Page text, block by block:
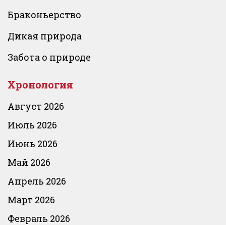
Браконьерство
Дикая природа
Забота о природе
Хронология
Август 2026
Июль 2026
Июнь 2026
Май 2026
Апрель 2026
Март 2026
Февраль 2026